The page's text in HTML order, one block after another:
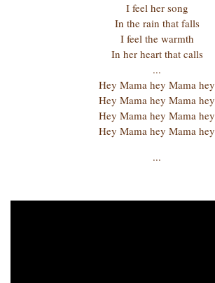
I feel her song
In the rain that falls
I feel the warmth
In her heart that calls
...
Hey Mama hey Mama hey
Hey Mama hey Mama hey
Hey Mama hey Mama hey
Hey Mama hey Mama hey
...